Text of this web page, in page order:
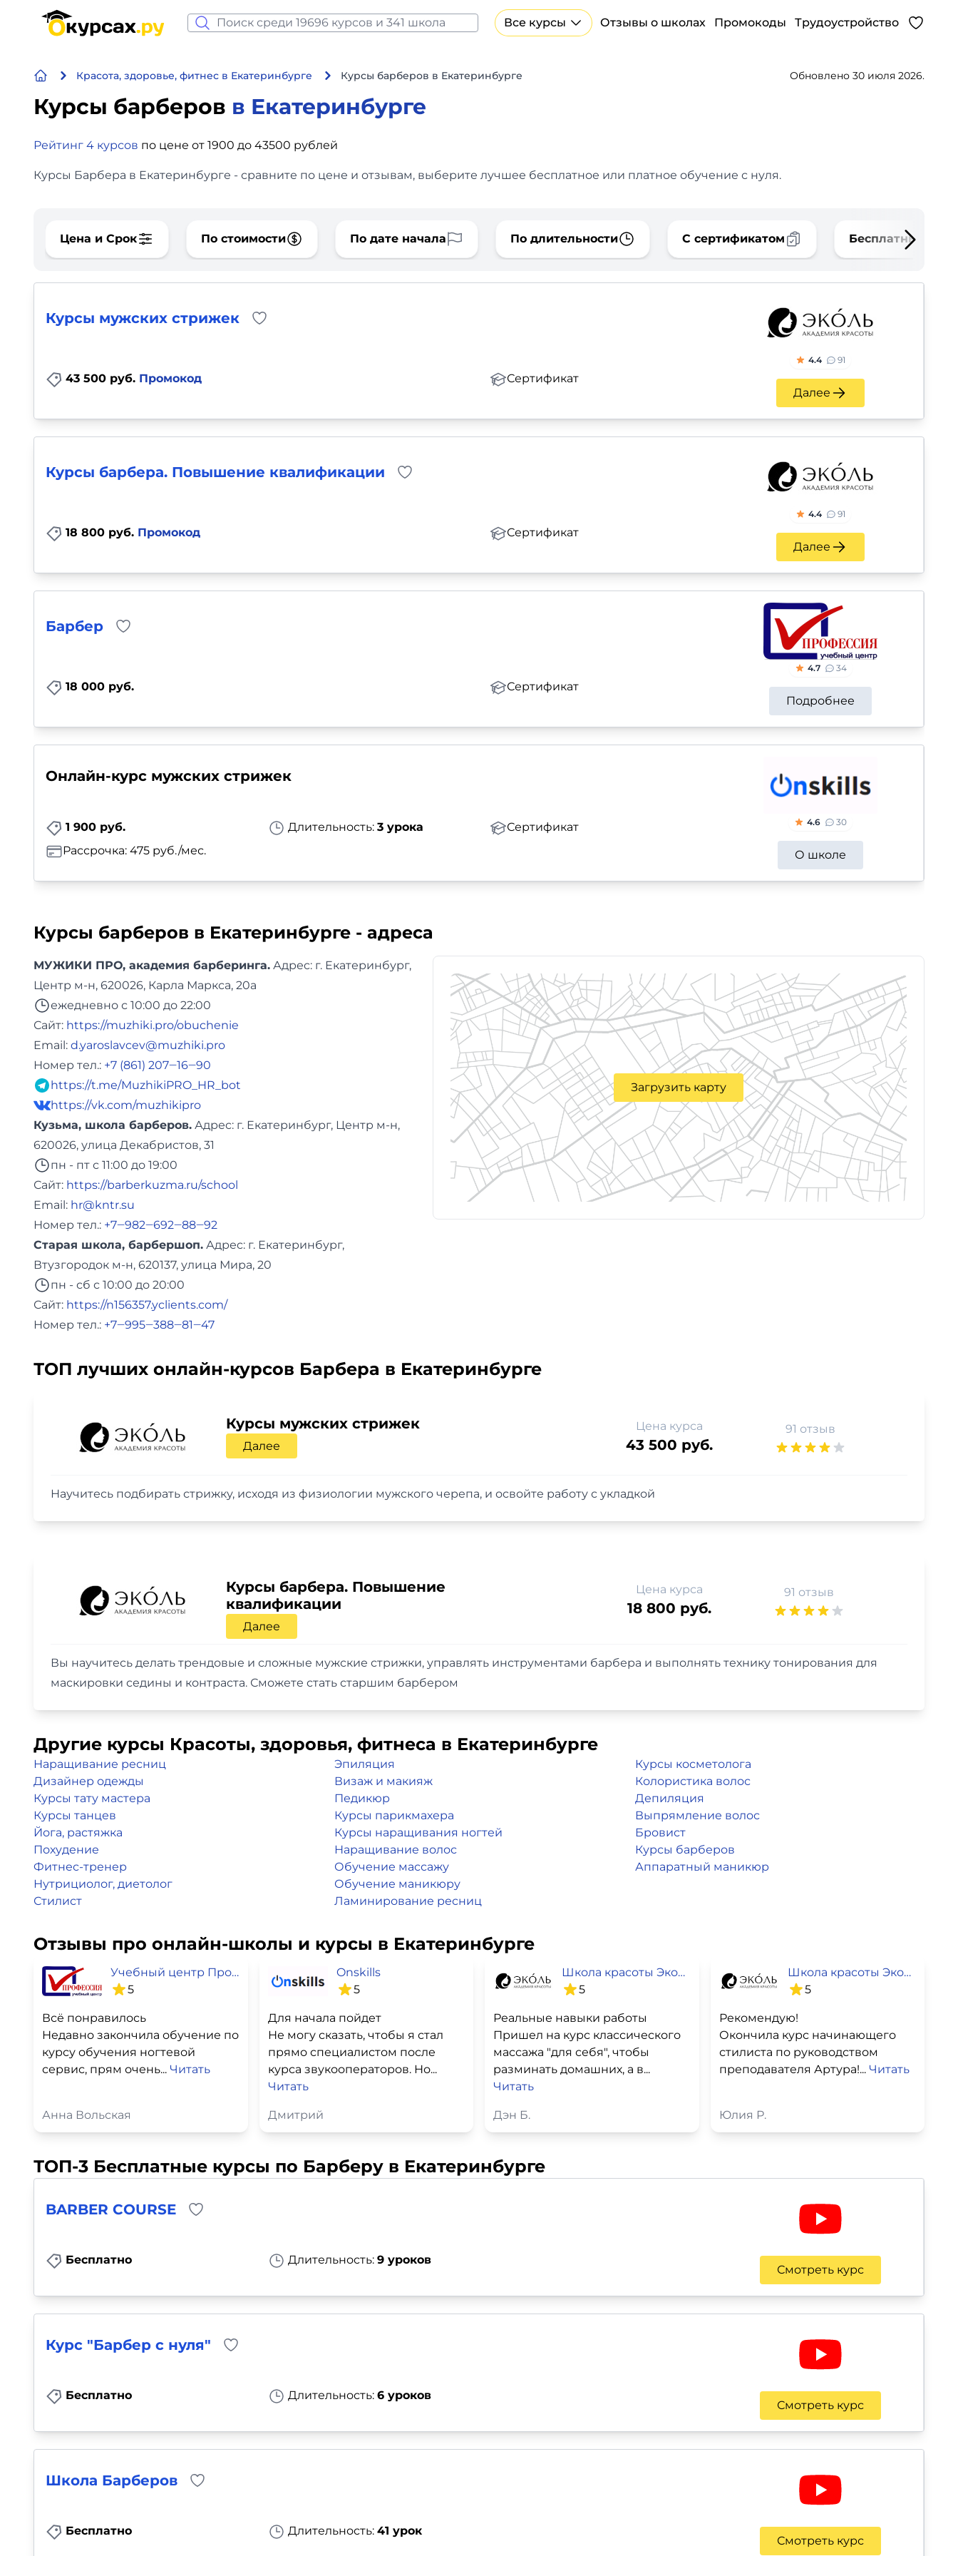
Все курсы Отзывы о школах Промокоды Трудоустройство
Красота, здоровье, фитнес в Екатеринбурге Курсы барберов в Екатеринбурге Обновлено 30 июля 2026.
Курсы барберов в Екатеринбурге
Рейтинг 4 курсов по цене от 1900 до 43500 рублей
Курсы Барбера в Екатеринбурге - сравните по цене и отзывам, выберите лучшее бесплатное или платное обучение с нуля.
Цена и Срок По стоимости По дате начала По длительности С сертификатом Бесплатные
Курсы мужских стрижек
43 500 руб. Промокод Сертификат
4.4 91
Далее
Курсы барбера. Повышение квалификации
18 800 руб. Промокод Сертификат
4.4 91
Далее
Барбер
18 000 руб. Сертификат
4.7 34
Подробнее
Онлайн-курс мужских стрижек
1 900 руб. Длительность: 3 урока
Сертификат
Рассрочка: 475 руб./мес.
4.6 30
О школе
Курсы барберов в Екатеринбурге - адреса
Загрузить карту
МУЖИКИ ПРО, академия барберинга. Адреc: г. Екатеринбург,
Центр м-н, 620026, Карла Маркса, 20а
ежедневно с 10:00 до 22:00
Сайт: https://muzhiki.pro/obuchenie
Email: d.yaroslavcev@muzhiki.pro
Номер тел.: +7 (861) 207‒16‒90
https://t.me/MuzhikiPRO_HR_bot
https://vk.com/muzhikipro
Кузьма, школа барберов. Адреc: г. Екатеринбург, Центр м-н,
620026, улица Декабристов, 31
пн - пт с 11:00 до 19:00
Сайт: https://barberkuzma.ru/school
Email: hr@kntr.su
Номер тел.: +7‒982‒692‒88‒92
Старая школа, барбершоп. Адреc: г. Екатеринбург,
Втузгородок м-н, 620137, улица Мира, 20
пн - сб с 10:00 до 20:00
Сайт: https://n156357.yclients.com/
Номер тел.: +7‒995‒388‒81‒47
ТОП лучших онлайн-курсов Барбера в Екатеринбурге
Курсы мужских стрижек
Далее
Цена курса
43 500 руб.
91 отзыв
Научитесь подбирать стрижку, исходя из физиологии мужского черепа, и освойте работу с укладкой
Курсы барбера. Повышение
квалификации
Далее
Цена курса
18 800 руб.
91 отзыв
Вы научитесь делать трендовые и сложные мужские стрижки, управлять инструментами барбера и выполнять технику тонирования для
маскировки седины и контраста. Сможете стать старшим барбером
Другие курсы Красоты, здоровья, фитнеса в Екатеринбурге
Наращивание ресниц
Дизайнер одежды
Курсы тату мастера
Курсы танцев
Йога, растяжка
Похудение
Фитнес-тренер
Нутрициолог, диетолог
Стилист
Эпиляция
Визаж и макияж
Педикюр
Курсы парикмахера
Курсы наращивания ногтей
Наращивание волос
Обучение массажу
Обучение маникюру
Ламинирование ресниц
Курсы косметолога
Колористика волос
Депиляция
Выпрямление волос
Бровист
Курсы барберов
Аппаратный маникюр
Отзывы про онлайн-школы и курсы в Екатеринбурге
Учебный центр Профессия
5
Всё понравилось
Недавно закончила обучение по
курсу обучения ногтевой
сервис, прям очень... Читать
Анна Вольская
Onskills
5
Для начала пойдет
Не могу сказать, чтобы я стал
прямо специалистом после
курса звукооператоров. Но...
Читать
Дмитрий
Школа красоты Эколь
5
Реальные навыки работы
Пришел на курс классического
массажа "для себя", чтобы
разминать домашних, а в...
Читать
Дэн Б.
Школа красоты Эколь
5
Рекомендую!
Окончила курс начинающего
стилиста по руководством
преподавателя Артура!... Читать
Юлия Р.
ТОП-3 Бесплатные курсы по Барберу в Екатеринбурге
BARBER COURSE
Бесплатно Длительность: 9 уроков
Смотреть курс
Курс "Барбер с нуля"
Бесплатно Длительность: 6 уроков
Смотреть курс
Школа Барберов
Бесплатно Длительность: 41 урок
Смотреть курс
Программирование
Бизнес и финансы
Дизайн
Видео, фото, аудио
Красота, здоровье, фитнес
Психология и саморазвитие
Тесты на профориентацию
Курсы по нейросетям
Бесплатно